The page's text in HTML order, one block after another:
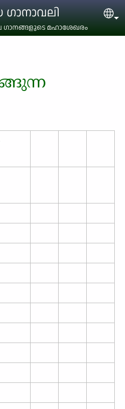
ഗാനാവലി
മഹാശേഖരം